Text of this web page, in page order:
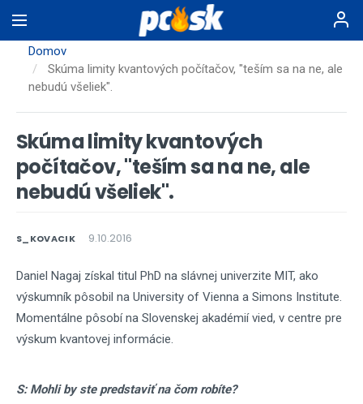
na
hlavnýDomov
Skúma limity kvantových počítačov, "teším sa na ne, ale
nebudú všeliek".
Skúma limity kvantových
počítačov, "teším sa na ne, ale
nebudú všeliek".
S_KOVACIK 9.10.2016
Daniel Nagaj získal titul PhD na slávnej univerzite MIT, ako
výskumník pôsobil na University of Vienna a Simons Institute.
Momentálne pôsobí na Slovenskej akadémií vied, v centre pre
výskum kvantovej informácie.
S: Mohli by ste predstaviť na čom robíte?